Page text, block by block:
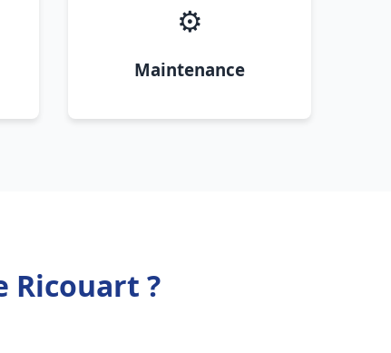
⚙️
Maintenance
Ricouart ?